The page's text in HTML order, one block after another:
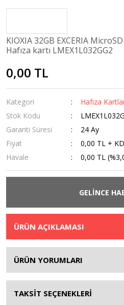
KIOXIA 32GB EXCERIA
Hafıza kartı LMEX1L032GG2
0,00 TL
Kategori
Hafıza
Stok Kodu
Garanti Süresi
24 Ay
Fiyat
0,00 TL +
Havale
0,00 TL
GELİNCE
ÜRÜN AÇIKLAMASI
ÜRÜN YORUMLARI
TAKSİT SEÇENEKLERİ